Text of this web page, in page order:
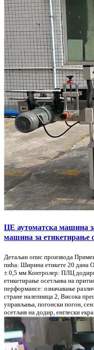
ЦЕ аутоматска машина
машина за етикетирање
Детаљан опис производа
пића: Ширина етикете 20 дана
± 0,5 мм Контролер: ПЛЦ
етикетирање осетљива на
перформансе: означавање
стране налепница 2, Висока
управљања, погонски погон,
осетљив на додир, енглески